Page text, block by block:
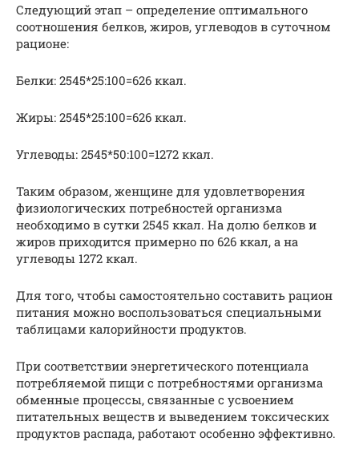
Следующий этап – определение оптимального
соотношения белков, жиров, углеводов в суточном
рационе:
Белки: 2545*25:100=626 ккал.
Жиры: 2545*25:100=626 ккал.
Углеводы: 2545*50:100=1272 ккал.
Таким образом, женщине для удовлетворения
физиологических потребностей организма
необходимо в сутки 2545 ккал. На долю белков и
жиров приходится примерно по 626 ккал, а на
углеводы 1272 ккал.
Для того, чтобы самостоятельно составить рацион
питания можно воспользоваться специальными
таблицами калорийности продуктов.
При соответствии энергетического потенциала
потребляемой пищи с потребностями организма
обменные процессы, связанные с усвоением
питательных веществ и выведением токсических
продуктов распада, работают особенно эффективно.